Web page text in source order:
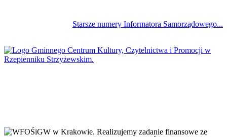
Starsze numery Informatora Samorządowego...